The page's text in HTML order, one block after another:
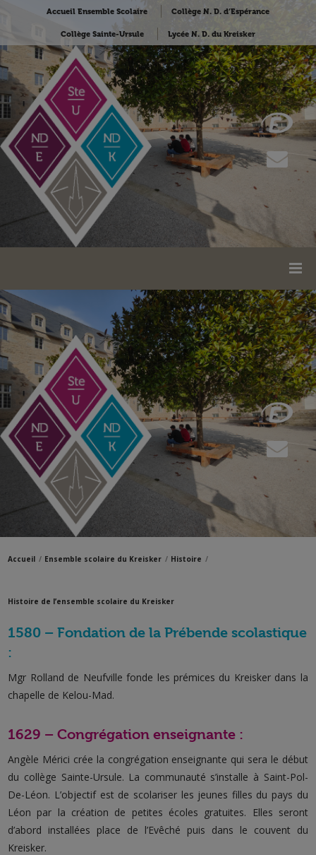
Accueil Ensemble Scolaire Collège N. D. d’Espérance
Collège Sainte-Ursule Lycée N. D. du Kreisker
Accueil Ensemble scolaire du Kreisker Histoire
Histoire de l’ensemble scolaire du Kreisker
1580 – Fondation de la Prébende scolastique
:
Mgr Rolland de Neufville fonde les prémices du Kreisker dans la
chapelle de Kelou-Mad.
1629 – Congrégation enseignante :
Angèle Mérici crée la congrégation enseignante qui sera le début
du collège Sainte-Ursule. La communauté s’installe à Saint-Pol-
De-Léon. L’objectif est de scolariser les jeunes filles du pays du
Léon par la création de petites écoles gratuites. Elles seront
d’abord installées place de l’Evêché puis dans le couvent du
Kreisker.